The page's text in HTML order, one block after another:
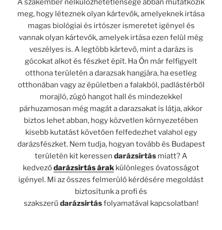
A szakember nélkülözhetetlensége abban mutatkozik
meg, hogy léteznek olyan kártevők, amelyeknek irtása
magas biológiai és irtószer ismeretet igényel és
vannak olyan kártevők, amelyek irtása ezen felül még
veszélyes is. A legtöbb kártevő, mint a darázs is
gócokat alkot és fészket épít. Ha Ön már felfigyelt
otthona területén a darazsak hangjára, ha esetleg
otthonában vagy az épületben a falakból, padlástérből
morajló, zúgó hangot hall és mindezekkel
párhuzamosan még magát a darazsakat is látja, akkor
biztos lehet abban, hogy közvetlen környezetében
kisebb kutatást követően felfedezhet valahol egy
darázsfészket. Nem tudja, hogyan tovább és Budapest
területén kit keressen darázsirtás miatt? A
kedveződarázsirtás árak különleges óvatosságot
igényel. Mi az összes felmerülő kérdésére megoldást
biztosítunk a profi és
szakszerű darázsirtásfolyamatával kapcsolatban!